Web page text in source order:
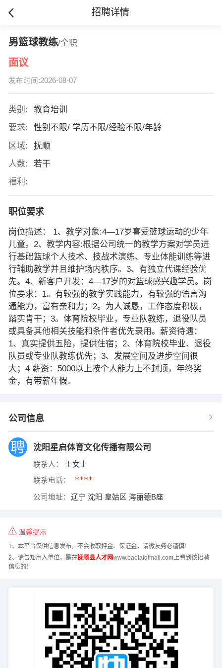
招聘详情
男篮球教练/全职
面议
发布时间:2026-08-07
类别:
教育培训
要求:
性别不限/ 学历不限/经验不限/年龄
区域:
抚顺
人数:
若干
福利:
职位要求
岗位描述： 1、教学对象:4—17岁喜爱篮球运动的少年
儿童。2、教学内容:根据公司统一的教学方案对学员进
行基础篮球个人技术、技战术演练、专业体能训练等进
行辅助教学并且维护场内秩序。3、有独立代课经验优
先。4、新客户开发：4—17岁的对篮球感兴趣学员。岗
位要求：1。有较强的教学实践能力，有较强的语言沟
通能力，富有亲和力；2。为人诚恳，工作态度积极，
踏实肯干；3。体育院校毕业，专业队教练，退役队员
或具备其他相关技能和条件者优先录用。薪资待遇：
1、真实提供五险，提供住宿；2、体育院校毕业、退役
队员或专业队教练优先；3、发展空间及进步空间很
大；4 薪资：5000以上按个人能力上不封顶，年终奖
金，有带薪年假。
公司信息
沈阳星启体育文化传播有限公司
联系人： 王女士
联系电话： ****
公司地址： 辽宁 沈阳 皇姑区 海丽德B座
温馨提示
1、本平台仅供信息发布，不会收取押金、保证金，请微友务必谨慎！
2、请告知用人单位，是在抚顺县人才网www.baolaiqimall.com上看到该招聘
信息的！